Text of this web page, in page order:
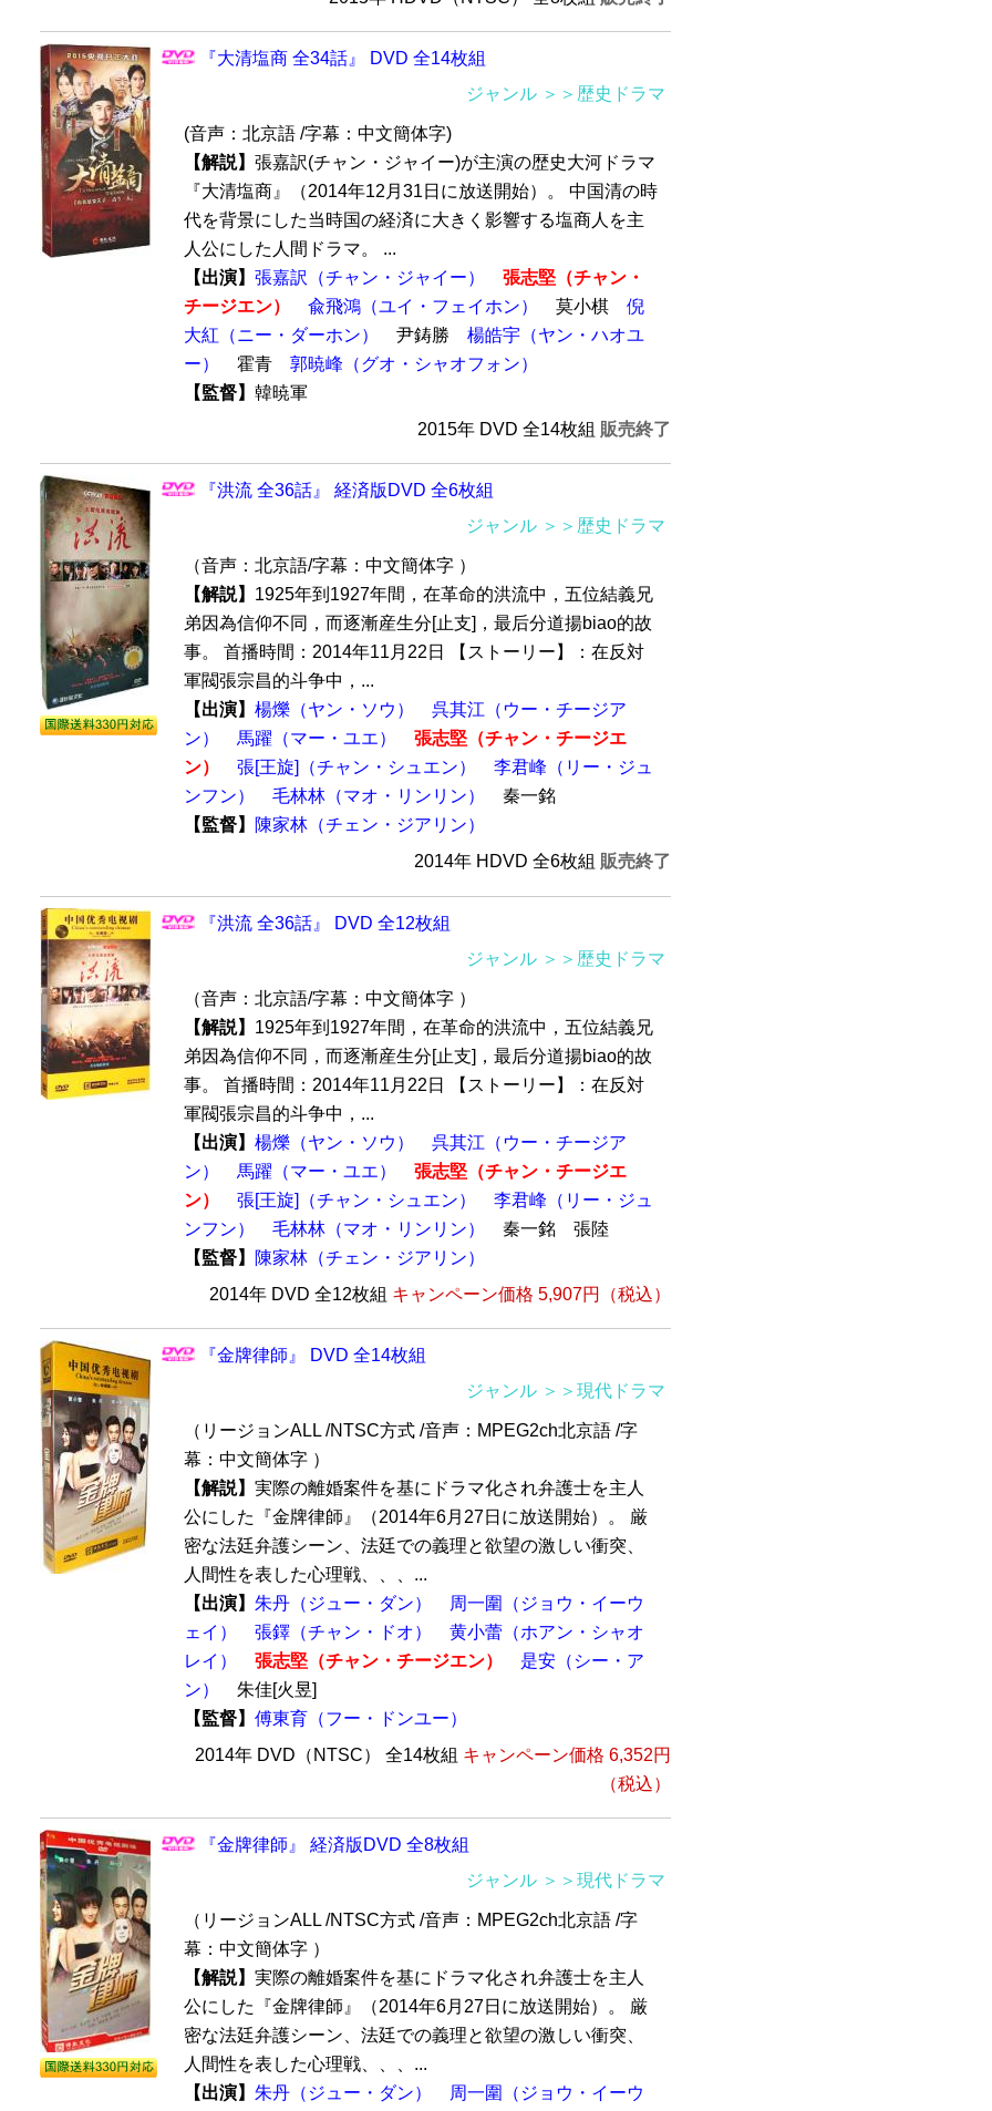
『大清塩商 全34話』 DVD 全14枚組
ジャンル ＞＞歴史ドラマ
(音声：北京語 /字幕：中文簡体字)
【解説】 張嘉訳(チャン・ジャイー)が主演の歴史大河ドラマ
『大清塩商』（2014年12月31日に放送開始）。 中国清の時
代を背景にした当時国の経済に大きく影響する塩商人を主
人公にした人間ドラマ。 ...
【出演】 張嘉訳（チャン・ジャイー）
張志堅（チャン・
チージエン）
兪飛鴻（ユイ・フェイホン） 莫小棋 倪
大紅（ニー・ダーホン）
尹鋳勝 楊皓宇（ヤン・ハオユ
ー）
霍青 郭暁峰（グオ・シャオフォン）
【監督】 韓暁軍
2015年 DVD 全14枚組 販売終了
『洪流 全36話』 経済版DVD 全6枚組
ジャンル ＞＞歴史ドラマ
（音声：北京語/字幕：中文簡体字 ）
【解説】 1925年到1927年間，在革命的洪流中，五位結義兄
弟因為信仰不同，而逐漸産生分[止支]，最后分道揚biao的故
事。 首播時間：2014年11月22日 【ストーリー】：在反対
軍閥張宗昌的斗争中，...
【出演】 楊爍（ヤン・ソウ）
呉其江（ウー・チージア
ン）
馬躍（マー・ユエ）
張志堅（チャン・チージエ
ン）
張[王旋]（チャン・シュエン）
李君峰（リー・ジュ
ンフン）
毛林林（マオ・リンリン）
秦一銘
【監督】
陳家林（チェン・ジアリン）
2014年 HDVD 全6枚組 販売終了
『洪流 全36話』 DVD 全12枚組
ジャンル ＞＞歴史ドラマ
（音声：北京語/字幕：中文簡体字 ）
【解説】 1925年到1927年間，在革命的洪流中，五位結義兄
弟因為信仰不同，而逐漸産生分[止支]，最后分道揚biao的故
事。 首播時間：2014年11月22日 【ストーリー】：在反対
軍閥張宗昌的斗争中，...
【出演】 楊爍（ヤン・ソウ）
呉其江（ウー・チージア
ン）
馬躍（マー・ユエ）
張志堅（チャン・チージエ
ン）
張[王旋]（チャン・シュエン）
李君峰（リー・ジュ
ンフン）
毛林林（マオ・リンリン）
秦一銘 張陸
【監督】
陳家林（チェン・ジアリン）
2014年 DVD 全12枚組 キャンペーン価格 5,907円（税込）
『金牌律師』 DVD 全14枚組
ジャンル ＞＞現代ドラマ
（リージョンALL /NTSC方式 /音声：MPEG2ch北京語 /字
幕：中文簡体字 ）
【解説】 実際の離婚案件を基にドラマ化され弁護士を主人
公にした『金牌律師』（2014年6月27日に放送開始）。 厳
密な法廷弁護シーン、法廷での義理と欲望の激しい衝突、
人間性を表した心理戦、、、...
【出演】 朱丹（ジュー・ダン）
周一圍（ジョウ・イーウ
ェイ）
張鐸（チャン・ドオ）
黄小蕾（ホアン・シャオ
レイ）
張志堅（チャン・チージエン）
是安（シー・ア
ン）
朱佳[火昱]
【監督】 傅東育（フー・ドンユー）
2014年 DVD（NTSC） 全14枚組 キャンペーン価格 6,352円
（税込）
『金牌律師』 経済版DVD 全8枚組
ジャンル ＞＞現代ドラマ
（リージョンALL /NTSC方式 /音声：MPEG2ch北京語 /字
幕：中文簡体字 ）
【解説】 実際の離婚案件を基にドラマ化され弁護士を主人
公にした『金牌律師』（2014年6月27日に放送開始）。 厳
密な法廷弁護シーン、法廷での義理と欲望の激しい衝突、
人間性を表した心理戦、、、...
【出演】 朱丹（ジュー・ダン） 周一圍（ジョウ・イーウ